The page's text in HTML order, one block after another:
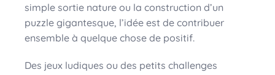
simple sortie nature ou la construction d’un
puzzle gigantesque, l’idée est de contribuer
ensemble à quelque chose de positif.
Des jeux ludiques ou des petits challenges